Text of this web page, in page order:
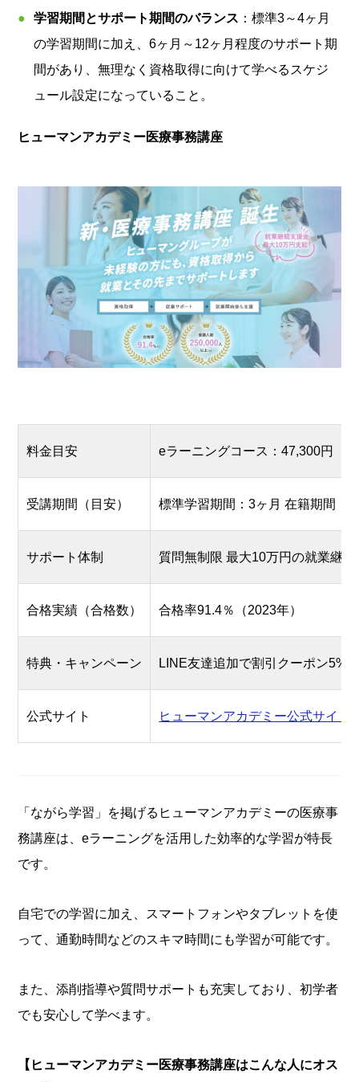
学習期間とサポート期間のバランス ：標準3～4ヶ月
の学習期間に加え、6ヶ月～12ヶ月程度のサポート期
間があり、無理なく資格取得に向けて学べるスケジ
ュール設定になっていること。
ヒューマンアカデミー医療事務講座
料金目安 eラーニングコース：47,300円（
受講期間（目安） 標準学習期間：3ヶ月 在籍期間：6
サポート体制 質問無制限 最大10万円の就業継
合格実績（合格数） 合格率91.4％（2023年）
特典・キャンペーン LINE友達追加で割引クーポン
公式サイト ヒューマンアカデミー公式サイト
「ながら学習」を掲げるヒューマンアカデミーの医療事
務講座は、eラーニングを活用した効率的な学習が特長
です。
自宅での学習に加え、スマートフォンやタブレットを使
って、通勤時間などのスキマ時間にも学習が可能です。
また、添削指導や質問サポートも充実しており、初学者
でも安心して学べます。
【ヒューマンアカデミー医療事務講座はこんな人にオス